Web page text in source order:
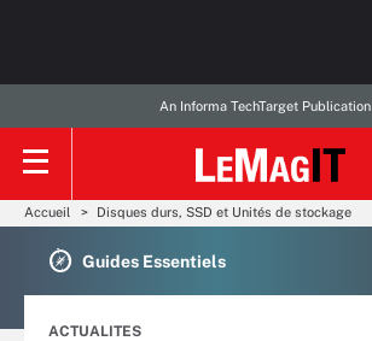
An Informa TechTarget Publication
Accueil Disques durs, SSD et Unités de stockage
Guides Essentiels
ACTUALITES